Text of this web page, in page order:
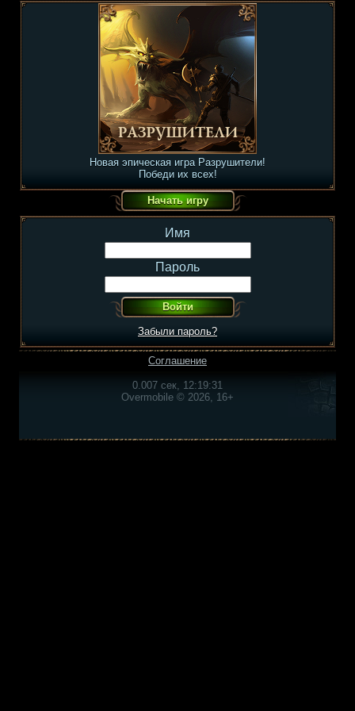
Новая эпическая игра Разрушители!
Победи их всех!
Имя
Пароль
Забыли пароль?
Соглашение
0.007 сек, 12:19:31
Overmobile © 2026, 16+